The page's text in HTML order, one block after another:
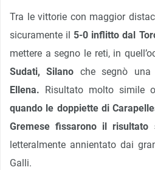
Tra le vittorie con maggior
sicuramente il 5-0 inflitto dal
mettere a segno le reti, in
Sudati, Silano che segnò una
Ellena. Risultato molto simile
quando le doppiette di
Gremese fissarono il risultato
letteralmente annientato dai
Galli.